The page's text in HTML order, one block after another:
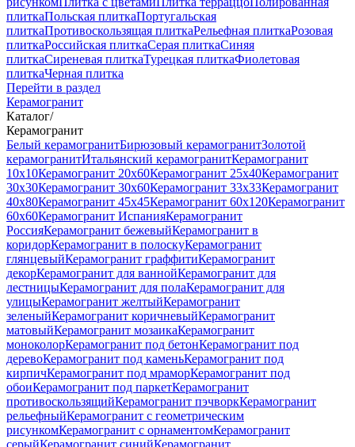
плиткаПольская плиткаПортугальская
плиткаПротивоскользящая плиткаРельефная плиткаРозовая
плиткаРоссийская плиткаСерая плиткаСиняя
плиткаСиреневая плиткаТурецкая плиткаФиолетовая
плиткаЧерная плитка
Перейти в раздел
Керамогранит
Каталог/
Керамогранит
Белый керамогранитБирюзовый керамогранитЗолотой
керамогранитИтальянский керамогранитКерамогранит
10x10Керамогранит 20x60Керамогранит 25x40Керамогранит
30x30Керамогранит 30x60Керамогранит 33x33Керамогранит
40x80Керамогранит 45x45Керамогранит 60x120Керамогранит
60x60Керамогранит ИспанияКерамогранит
РоссияКерамогранит бежевыйКерамогранит в
коридорКерамогранит в полоскуКерамогранит
глянцевыйКерамогранит граффитиКерамогранит
декорКерамогранит для ваннойКерамогранит для
лестницыКерамогранит для полаКерамогранит для
улицыКерамогранит желтыйКерамогранит
зеленыйКерамогранит коричневыйКерамогранит
матовыйКерамогранит мозаикаКерамогранит
моноколорКерамогранит под бетонКерамогранит под
деревоКерамогранит под каменьКерамогранит под
кирпичКерамогранит под мраморКерамогранит под
обоиКерамогранит под паркетКерамогранит
противоскользящийКерамогранит пэчворкКерамогранит
рельефныйКерамогранит с геометрическим
рисункомКерамогранит с орнаментомКерамогранит
серыйКерамогранит синийКерамогранит